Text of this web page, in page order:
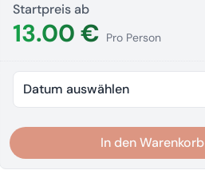
Startpreis ab
13.00 € Pro Person
Datum auswählen
In den Warenkorb